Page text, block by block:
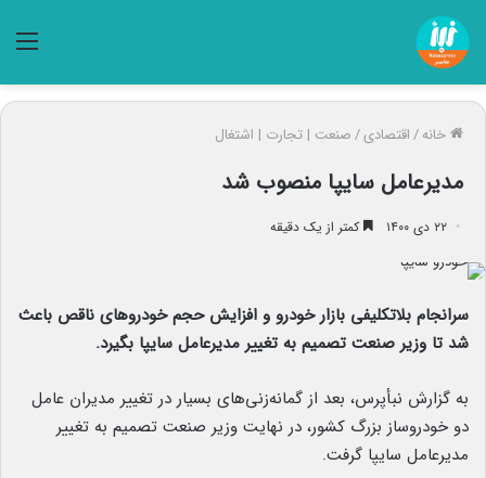
خانه/اقتصادی/صنعت | تجارت | اشتغال
مدیرعامل سایپا منصوب شد
۲۲ دی ۱۴۰۰ کمتر از یک دقیقه
سرانجام بلاتکلیفی بازار خودرو و افزایش حجم خودروهای ناقص باعث
شد تا وزیر صنعت تصمیم به تغییر مدیرعامل سایپا بگیرد.
به گزارش نبأپرس، بعد از گمانه‌زنی‌های بسیار در تغییر مدیران عامل
دو خودروساز بزرگ کشور، در نهایت وزیر صنعت تصمیم به تغییر
مدیرعامل سایپا گرفت.